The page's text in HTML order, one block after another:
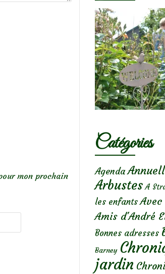
mon prochain
Catégories
Agenda
Arbustes A
les enfants
Amis d'André
Bonnes adresses
Barney
jardin